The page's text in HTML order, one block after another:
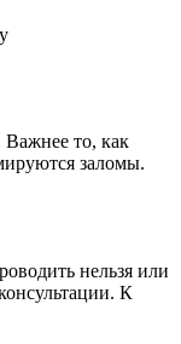
Важнее то, как
заломы.
нельзя или
К